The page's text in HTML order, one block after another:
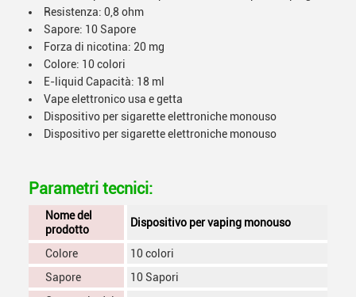
Resistenza: 0,8 ohm
Sapore: 10 Sapore
Forza di nicotina: 20 mg
Colore: 10 colori
E-liquid Capacità: 18 ml
Vape elettronico usa e getta
Dispositivo per sigarette elettroniche monouso
Dispositivo per sigarette elettroniche monouso
Parametri tecnici:
Nome del
prodotto
Dispositivo per vaping monouso
Colore
10 colori
Sapore
10 Sapori